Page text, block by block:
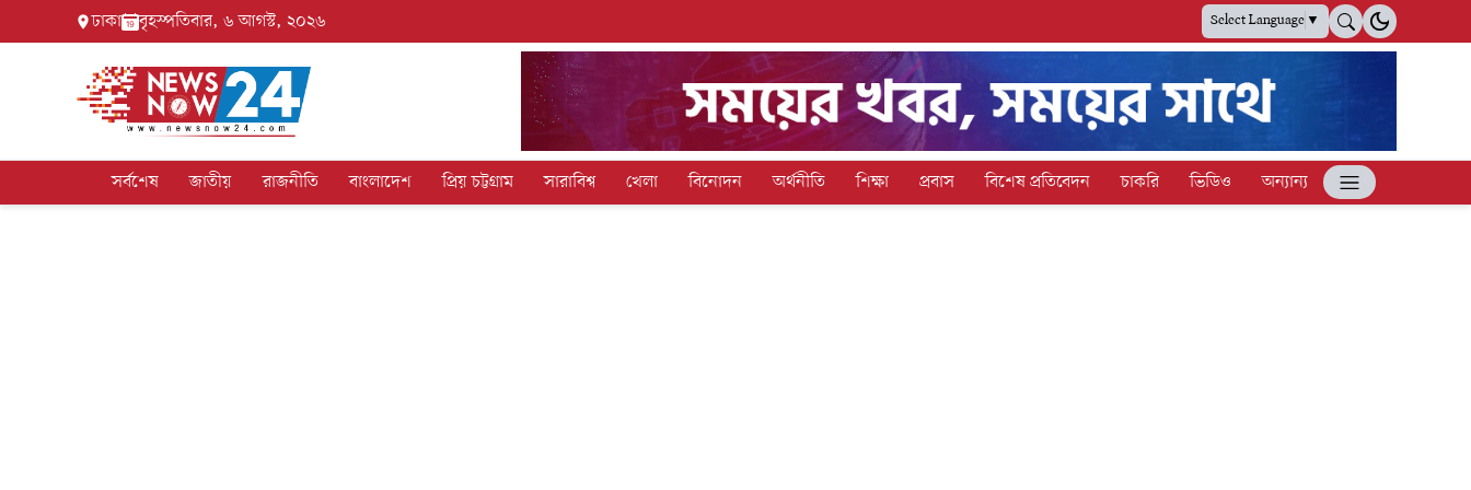
ঢাকা বৃহস্পতিবার, ৬ আগস্ট, ২০২৬ Select Language▼
সর্বশেষ জাতীয় রাজনীতি বাংলাদেশ প্রিয় চট্টগ্রাম সারাবিশ্ব খেলা বিনোদন অর্থনীতি শিক্ষা প্রবাস বিশেষ প্রতিবেদন চাকরি ভিডিও অন্যান্য